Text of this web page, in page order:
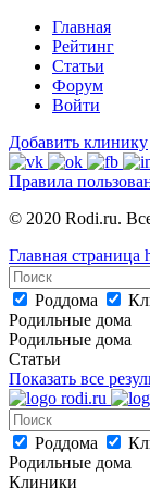
Главная
Рейтинг
Статьи
Форум
Войти
Добавить клинику
Правила
© 2020 Rodi.ru.
Главная страница
Роддома
Родильные дома
Родильные дома
Статьи
Показать все
Роддома
Родильные дома
Клиники